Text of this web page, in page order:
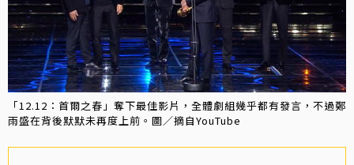
「12.12：首爾之春」奪下最佳影片，全體劇組幾乎都有發言，不過鄭
雨盛在背後默默未再度上前。圖／摘自YouTube